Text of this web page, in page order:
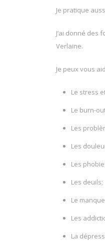
Je pratique
J’ai donné des
Verlaine.
Je peux vous
Le stress
Le burn-
Les
Les
Les
Les deuils;
Le
Les
La